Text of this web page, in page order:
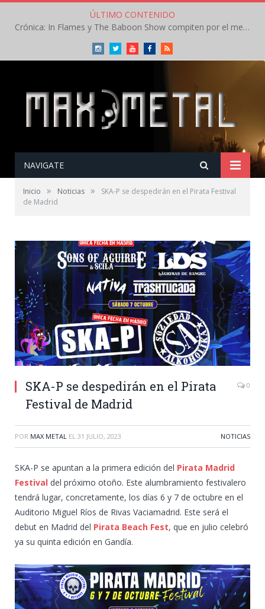
ÚLTIMO CONTENIDO
Crónica: In Flames y The Baboon Show compiten por el mejor concierto del día en el Leyendas del Rock – Viernes – Agosto 2026
InstagramTwitterYoutubeFacebookRSS
NAVIGATE
Inicio » Noticias »
SKA-P se despedirán en el Pirata Festival
de Madrid
SKA-P se despedirán en el Pirata
Festival de Madrid
0
POR MAX METAL EL 31 JULIO, 2023 NOTICIAS
SKA-P se apuntan a la primera edición del Pirata Madrid
Festival del próximo otoño. Este alumbramiento festivalero
tendrá lugar, concretamente, los días 6 y 7 de octubre en el
Auditorio Miguel Ríos de Rivas Vaciamadrid. Este será el
debut en Madrid del Pirata Beach Fest, que en julio celebró
ya su quinta edición en Gandía.